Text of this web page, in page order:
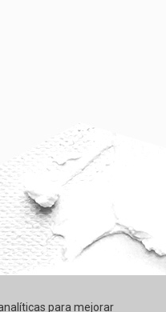
para mejorar